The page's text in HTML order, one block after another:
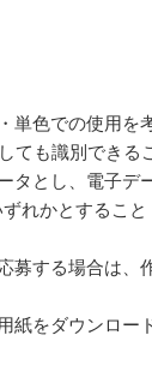
単色での使用を
ても識別できる
タとし、電子デ
れかとすること
募する場合は、
紙をダウンロー